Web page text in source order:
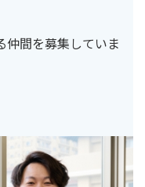
仲間を募集していま